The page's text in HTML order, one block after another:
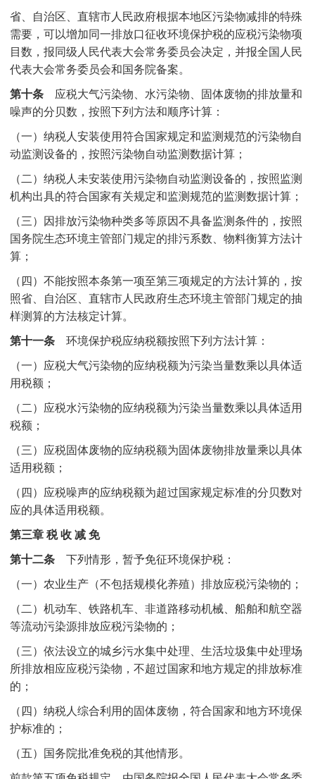
省、自治区、直辖市人民政府根据本地区污染物减排的特殊
需要，可以增加同一排放口征收环境保护税的应税污染物项
目数，报同级人民代表大会常务委员会决定，并报全国人民
代表大会常务委员会和国务院备案。
第十条 应税大气污染物、水污染物、固体废物的排放量和
噪声的分贝数，按照下列方法和顺序计算：
（一）纳税人安装使用符合国家规定和监测规范的污染物自
动监测设备的，按照污染物自动监测数据计算；
（二）纳税人未安装使用污染物自动监测设备的，按照监测
机构出具的符合国家有关规定和监测规范的监测数据计算；
（三）因排放污染物种类多等原因不具备监测条件的，按照
国务院生态环境主管部门规定的排污系数、物料衡算方法计
算；
（四）不能按照本条第一项至第三项规定的方法计算的，按
照省、自治区、直辖市人民政府生态环境主管部门规定的抽
样测算的方法核定计算。
第十一条环境保护税应纳税额按照下列方法计算：
（一）应税大气污染物的应纳税额为污染当量数乘以具体适
用税额；
（二）应税水污染物的应纳税额为污染当量数乘以具体适用
税额；
（三）应税固体废物的应纳税额为固体废物排放量乘以具体
适用税额；
（四）应税噪声的应纳税额为超过国家规定标准的分贝数对
应的具体适用税额。
第三章 税 收 减 免
第十二条下列情形，暂予免征环境保护税：
（一）农业生产（不包括规模化养殖）排放应税污染物的；
（二）机动车、铁路机车、非道路移动机械、船舶和航空器
等流动污染源排放应税污染物的；
（三）依法设立的城乡污水集中处理、生活垃圾集中处理场
所排放相应应税污染物，不超过国家和地方规定的排放标准
的；
（四）纳税人综合利用的固体废物，符合国家和地方环境保
护标准的；
（五）国务院批准免税的其他情形。